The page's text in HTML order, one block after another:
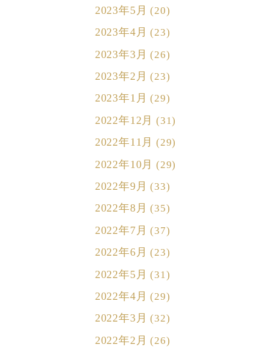
2023年5月 (20)
2023年4月 (23)
2023年3月 (26)
2023年2月 (23)
2023年1月 (29)
2022年12月 (31)
2022年11月 (29)
2022年10月 (29)
2022年9月 (33)
2022年8月 (35)
2022年7月 (37)
2022年6月 (23)
2022年5月 (31)
2022年4月 (29)
2022年3月 (32)
2022年2月 (26)